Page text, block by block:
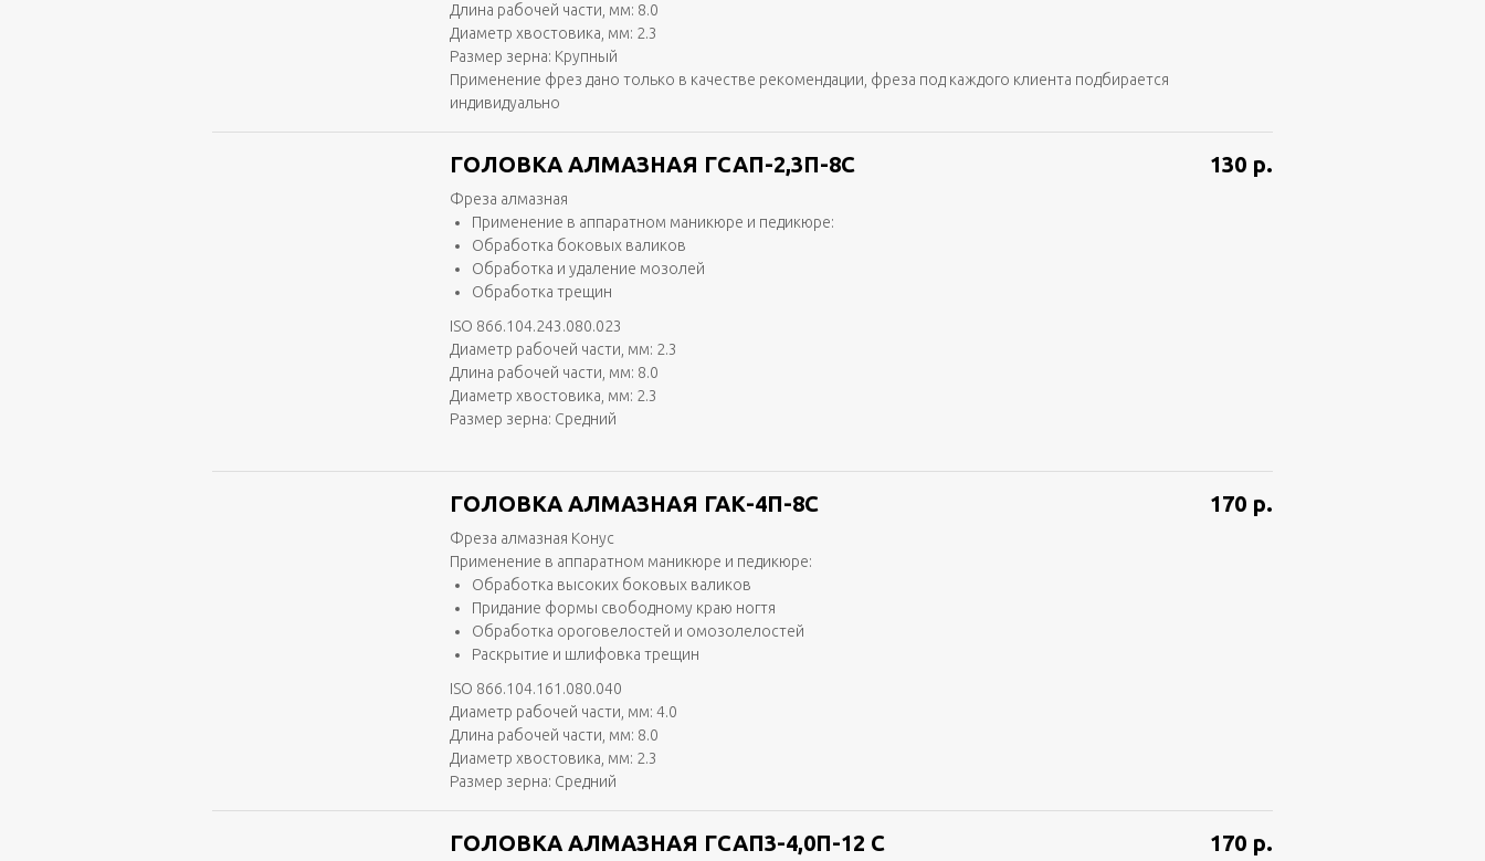
Длина рабочей части, мм: 8.0
Диаметр хвостовика, мм: 2.3
Размер зерна: Крупный
Применение фрез дано только в качестве рекомендации, фреза под каждого клиента подбирается
индивидуально
ГОЛОВКА АЛМАЗНАЯ ГСАП-2,3П-8С
Фреза алмазная
Применение в аппаратном маникюре и педикюре:
Обработка боковых валиков
Обработка и удаление мозолей
Обработка трещин
ISO 866.104.243.080.023
Диаметр рабочей части, мм: 2.3
Длина рабочей части, мм: 8.0
Диаметр хвостовика, мм: 2.3
Размер зерна: Средний
130 р.
ГОЛОВКА АЛМАЗНАЯ ГАК-4П-8С
Фреза алмазная Конус
Применение в аппаратном маникюре и педикюре:
Обработка высоких боковых валиков
Придание формы свободному краю ногтя
Обработка ороговелостей и омозолелостей
Раскрытие и шлифовка трещин
ISO 866.104.161.080.040
Диаметр рабочей части, мм: 4.0
Длина рабочей части, мм: 8.0
Диаметр хвостовика, мм: 2.3
Размер зерна: Средний
170 р.
ГОЛОВКА АЛМАЗНАЯ ГСАП3-4,0П-12 С 170 р.